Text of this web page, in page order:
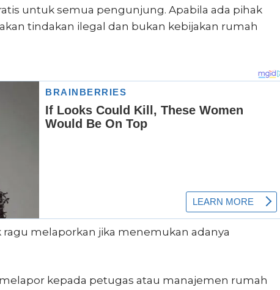
untuk semua pengunjung. Apabila ada pihak
tindakan ilegal dan bukan kebijakan rumah
melaporkan jika menemukan adanya
kepada petugas atau manajemen rumah